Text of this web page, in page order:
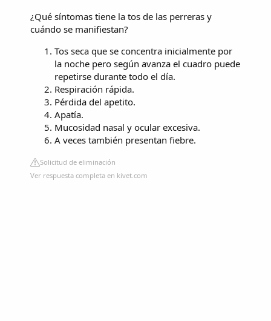
¿Qué síntomas tiene la tos de las perreras y
cuándo se manifiestan?
Tos seca que se concentra inicialmente por
la noche pero según avanza el cuadro puede
repetirse durante todo el día.
Respiración rápida.
Pérdida del apetito.
Apatía.
Mucosidad nasal y ocular excesiva.
A veces también presentan fiebre.
Solicitud de eliminación
Ver respuesta completa en kivet.com